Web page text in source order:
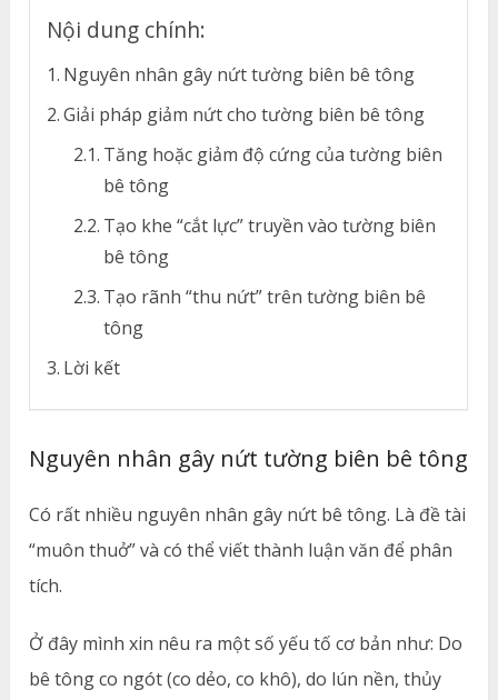
Nội dung chính:
Nguyên nhân gây nứt tường biên bê tông
Giải pháp giảm nứt cho tường biên bê tông
Tăng hoặc giảm độ cứng của tường biên
bê tông
Tạo khe “cắt lực” truyền vào tường biên
bê tông
Tạo rãnh “thu nứt” trên tường biên bê
tông
Lời kết
Nguyên nhân gây nứt tường biên bê tông
Có rất nhiều nguyên nhân gây nứt bê tông. Là đề tài
“muôn thuở” và có thể viết thành luận văn để phân
tích.
Ở đây mình xin nêu ra một số yếu tố cơ bản như: Do
bê tông co ngót (co dẻo, co khô), do lún nền, thủy